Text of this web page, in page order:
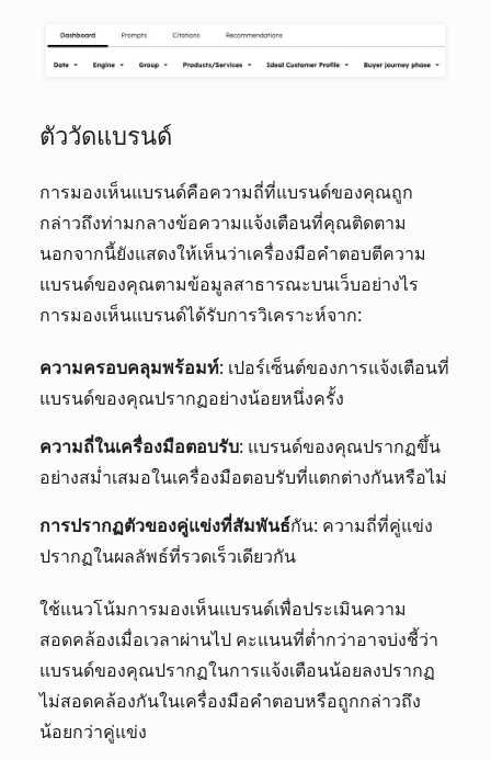
ตัววัดแบรนด์
การมองเห็นแบรนด์คือความถี่ที่แบรนด์ของคุณถูก
กล่าวถึงท่ามกลางข้อความแจ้งเตือนที่คุณติดตาม
นอกจากนี้ยังแสดงให้เห็นว่าเครื่องมือคำตอบตีความ
แบรนด์ของคุณตามข้อมูลสาธารณะบนเว็บอย่างไร
การมองเห็นแบรนด์ได้รับการวิเคราะห์จาก:
ความครอบคลุมพร้อมท์: เปอร์เซ็นต์ของการแจ้งเตือนที่
แบรนด์ของคุณปรากฏอย่างน้อยหนึ่งครั้ง
ความถี่ในเครื่องมือตอบรับ: แบรนด์ของคุณปรากฏขึ้น
อย่างสม่ำเสมอในเครื่องมือตอบรับที่แตกต่างกันหรือไม่
การปรากฏตัวของคู่แข่งที่สัมพันธ์กัน: ความถี่ที่คู่แข่ง
ปรากฏในผลลัพธ์ที่รวดเร็วเดียวกัน
ใช้แนวโน้มการมองเห็นแบรนด์เพื่อประเมินความ
สอดคล้องเมื่อเวลาผ่านไป คะแนนที่ต่ำกว่าอาจบ่งชี้ว่า
แบรนด์ของคุณปรากฏในการแจ้งเตือนน้อยลงปรากฏ
ไม่สอดคล้องกันในเครื่องมือคำตอบหรือถูกกล่าวถึง
น้อยกว่าคู่แข่ง